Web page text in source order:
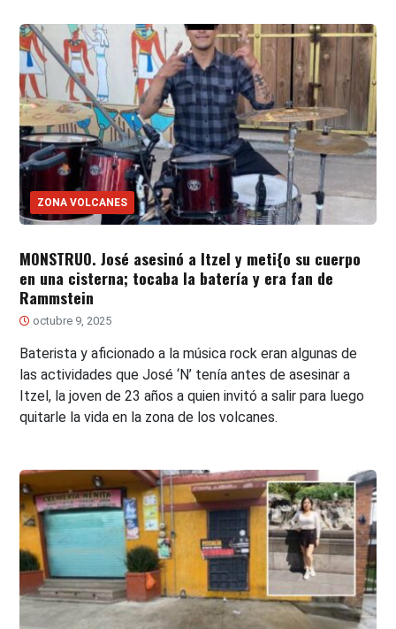
ZONA VOLCANES
MONSTRUO. José asesinó a Itzel y meti{o su cuerpo
en una cisterna; tocaba la batería y era fan de
Rammstein
octubre 9, 2025
Baterista y aficionado a la música rock eran algunas de
las actividades que José ‘N’ tenía antes de asesinar a
Itzel, la joven de 23 años a quien invitó a salir para luego
quitarle la vida en la zona de los volcanes.